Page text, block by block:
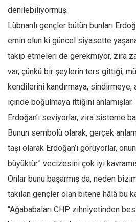
Dosyalar
denilebiliyormuş.
Lübnanlı gençler bütün bunları
emin olun ki güncel siyasette
takip etmeleri de gerekmiyor, zira
var, çünkü bir şeylerin ters gittiği,
kendilerini kandırmaya, sindirmeye,
içinde boğulmaya ittiğini anlamışlar.
Erdoğan’ı seviyorlar, zira sisteme
Bunun sembolü olarak, gerçek
taşı olarak Erdoğan’ı görüyorlar,
büyüktür” vecizesini çok iyi
Onlar bunu başarmış da, neden
takılan gençler olan bitene hâlâ bu
“Ağababaları CHP zihniyetinden